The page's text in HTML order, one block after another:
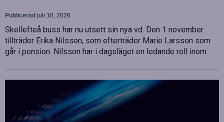
Publicerad juli 10, 2026
Skellefteå buss har nu utsett sin nya vd. Den 1 november
tillträder Erika Nilsson, som efterträder Marie Larsson som
går i pension. Nilsson har i dagsläget en ledande roll inom…